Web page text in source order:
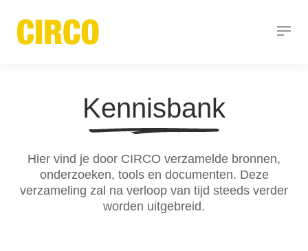
Kennisbank
Hier vind je door CIRCO verzamelde bronnen,
onderzoeken, tools en documenten. Deze
verzameling zal na verloop van tijd steeds verder
worden uitgebreid.